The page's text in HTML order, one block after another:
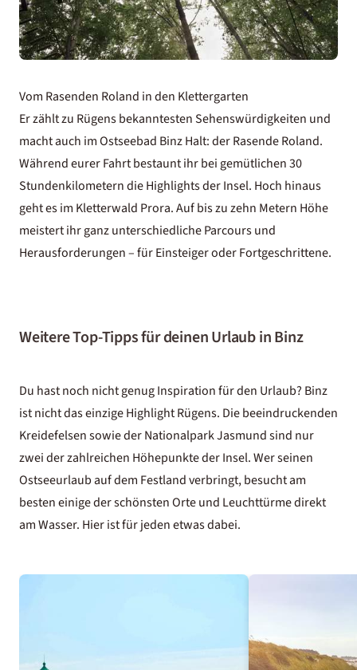
Vom Rasenden Roland in den Klettergarten
Er zählt zu Rügens bekanntesten Sehenswürdigkeiten und
macht auch im Ostseebad Binz Halt: der Rasende Roland.
Während eurer Fahrt bestaunt ihr bei gemütlichen 30
Stundenkilometern die Highlights der Insel. Hoch hinaus
geht es im Kletterwald Prora. Auf bis zu zehn Metern Höhe
meistert ihr ganz unterschiedliche Parcours und
Herausforderungen – für Einsteiger oder Fortgeschrittene.
Weitere Top-Tipps für deinen Urlaub in Binz
Du hast noch nicht genug Inspiration für den Urlaub? Binz
ist nicht das einzige Highlight Rügens. Die beeindruckenden
Kreidefelsen sowie der Nationalpark Jasmund sind nur
zwei der zahlreichen Höhepunkte der Insel. Wer seinen
Ostseeurlaub auf dem Festland verbringt, besucht am
besten einige der schönsten Orte und Leuchttürme direkt
am Wasser. Hier ist für jeden etwas dabei.